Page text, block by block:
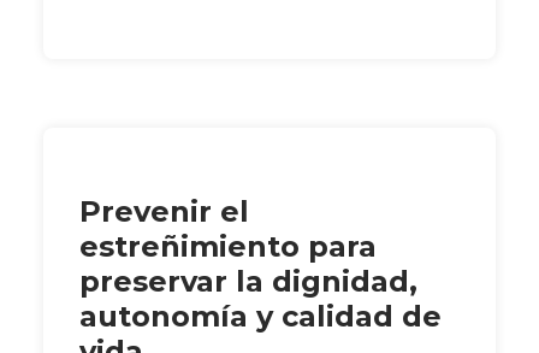
Prevenir el
estreñimiento para
preservar la dignidad,
autonomía y calidad de